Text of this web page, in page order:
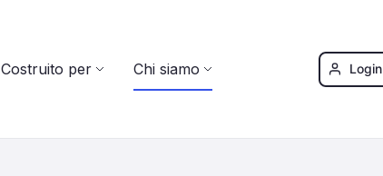
Costruito per Chi siamo Login